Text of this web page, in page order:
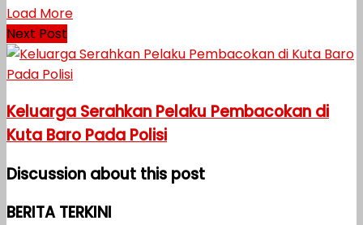
Load More
Next Post
Keluarga Serahkan Pelaku Pembacokan di
Kuta Baro Pada Polisi
Discussion about this post
BERITA TERKINI